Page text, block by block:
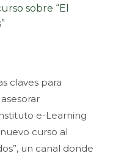
sobre “El
claves para
e-Learning
curso al
un canal donde